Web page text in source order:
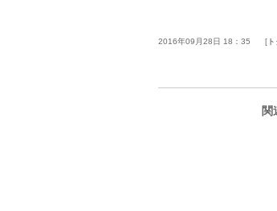
2016年09月28日 18：35
関